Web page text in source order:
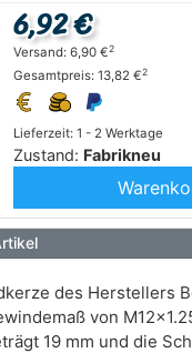
Lieferzeit: 1 - 2 Werktage
Zustand: Fabrikneu
6,92 €
Versand: 6,90 €2
Gesamtpreis: 13,82 €2
des Herstellers
von
19 mm und die